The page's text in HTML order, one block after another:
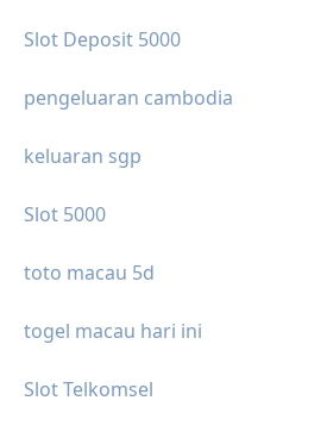
Slot Deposit 5000
pengeluaran cambodia
keluaran sgp
Slot 5000
toto macau 5d
togel macau hari ini
Slot Telkomsel